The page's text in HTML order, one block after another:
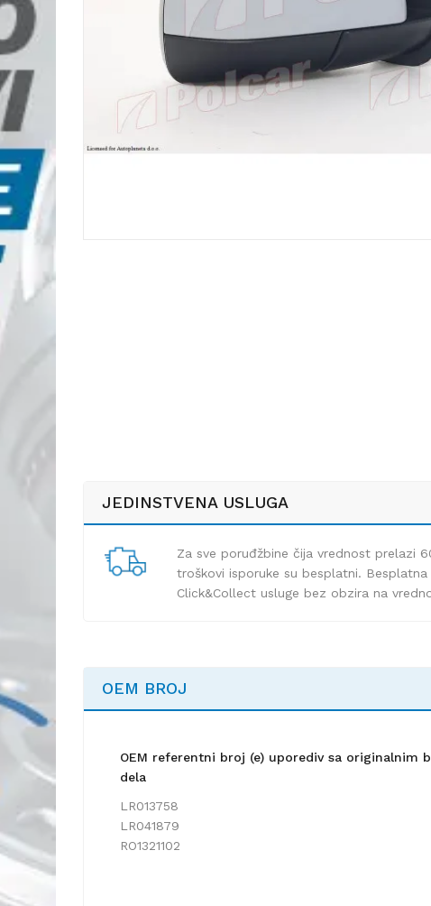
JEDINSTVENA USLUGA
Za sve poruđžbine čija vrednost prelazi
troškovi isporuke su besplatni. Besplatna
Click&Collect usluge bez obzira na
OEM BROJ
OEM referentni broj (e) uporediv sa originalnim
dela
LR013758
LR041879
RO1321102